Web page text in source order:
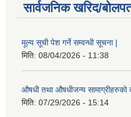
सार्वजनिक खरिद/
मूल्य सूची पेश गर्ने सम्वन्धी सूचना |
मिति: 08/04/2026 - 11:38
औषधी तथा औषधीजन्य सामाग्रीहरुको
मिति: 07/29/2026 - 15:14